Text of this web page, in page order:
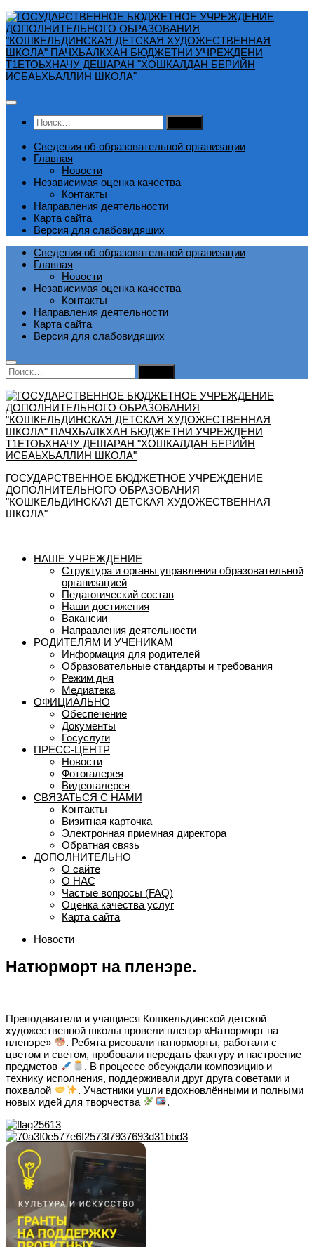
Перейти
к
содержимому
Найти:
Сведения об образовательной организации
Главная
Новости
Независимая оценка качества
Контакты
Направления деятельности
Карта сайта
Версия для слабовидящих
Сведения об образовательной организации
Главная
Новости
Независимая оценка качества
Контакты
Направления деятельности
Карта сайта
Версия для слабовидящих
Найти:
ГОСУДАРСТВЕННОЕ БЮДЖЕТНОЕ УЧРЕЖДЕНИЕ
ДОПОЛНИТЕЛЬНОГО ОБРАЗОВАНИЯ
"КОШКЕЛЬДИНСКАЯ ДЕТСКАЯ ХУДОЖЕСТВЕННАЯ
ШКОЛА"
НАШЕ УЧРЕЖДЕНИЕ
Структура и органы управления образовательной
организацией
Педагогический состав
Наши достижения
Вакансии
Направления деятельности
РОДИТЕЛЯМ И УЧЕНИКАМ
Информация для родителей
Образовательные стандарты и требования
Режим дня
Медиатека
ОФИЦИАЛЬНО
Обеспечение
Документы
Госуслуги
ПРЕСС-ЦЕНТР
Новости
Фотогалерея
Видеогалерея
СВЯЗАТЬСЯ С НАМИ
Контакты
Визитная карточка
Электронная приемная директора
Обратная связь
ДОПОЛНИТЕЛЬНО
О сайте
О НАС
Частые вопросы (FAQ)
Оценка качества услуг
Карта сайта
Новости
Натюрморт на пленэре.
Преподаватели и учащиеся Кошкельдинской детской
художественной школы провели пленэр «Натюрморт на
пленэре»
. Ребята рисовали натюрморты, работали с
цветом и светом, пробовали передать фактуру и настроение
предметов
. В процессе обсуждали композицию и
технику исполнения, поддерживали друг друга советами и
похвалой
. Участники ушли вдохновлёнными и полными
новых идей для творчества
.